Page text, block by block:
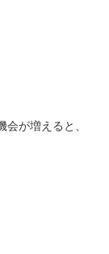
が増えると、